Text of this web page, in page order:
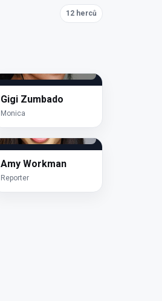
12 herců
Gigi Zumbado
Monica
Amy Workman
Reporter